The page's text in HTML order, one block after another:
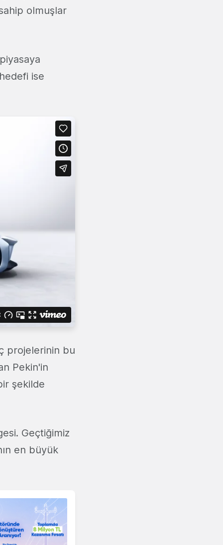
olmuşlar
ise
projelerinin bu
Pekin'in
şekilde
Geçtiğimiz
en büyük